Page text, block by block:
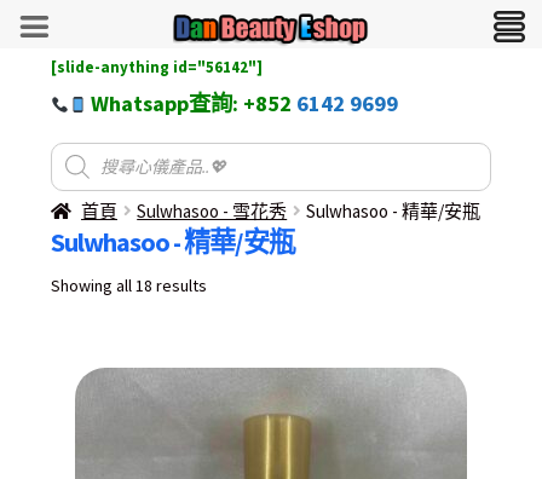
[slide-anything id="56142"]
Whatsapp查詢: +852 6142 9699
首頁 Sulwhasoo - 雪花秀 Sulwhasoo - 精華/安瓶
Sulwhasoo - 精華/安瓶
Showing all 18 resultsSorted